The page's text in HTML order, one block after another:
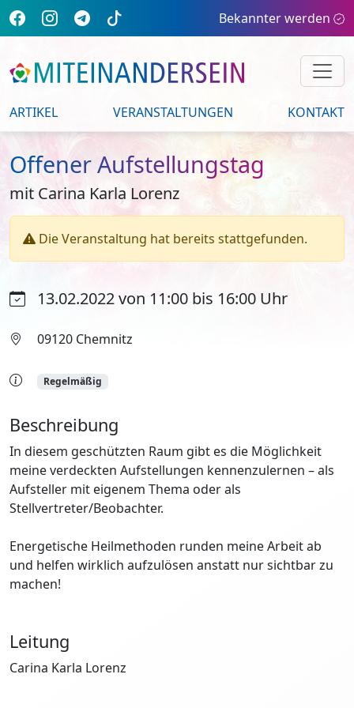
Bekannter werden
ARTIKEL VERANSTALTUNGEN KONTAKT
Offener Aufstellungstag
mit Carina Karla Lorenz
Die Veranstaltung hat bereits stattgefunden.
13.02.2022 von 11:00 bis 16:00 Uhr
09120 Chemnitz
Regelmäßig
Beschreibung
In diesem geschützten Raum gibt es die Möglichkeit
meine verdeckten Aufstellungen kennenzulernen – als
Aufsteller mit eigenem Thema oder als
Stellvertreter/Beobachter.
Energetische Heilmethoden runden meine Arbeit ab
und helfen wirklich aufzulösen anstatt nur sichtbar zu
machen!
Leitung
Carina Karla Lorenz